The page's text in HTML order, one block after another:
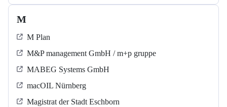
M
M Plan
M&P management GmbH / m+p gruppe
MABEG Systems GmbH
macOIL Nürnberg
Magistrat der Stadt Eschborn